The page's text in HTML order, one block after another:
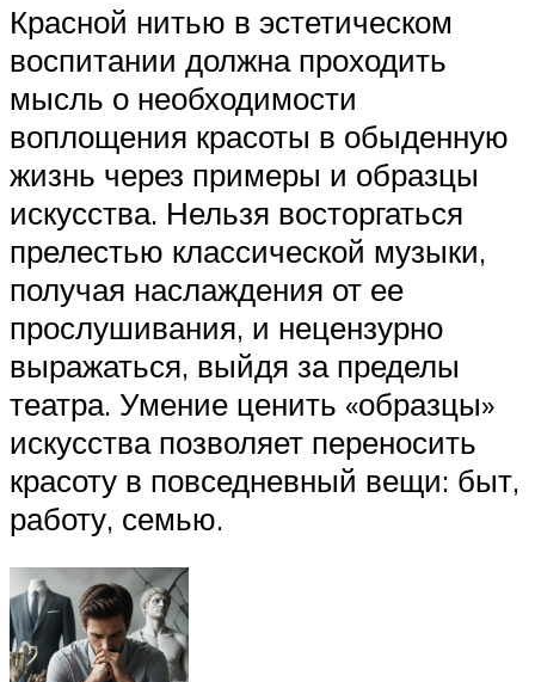
Красной нитью в эстетическом
воспитании должна проходить
мысль о необходимости
воплощения красоты в обыденную
жизнь через примеры и образцы
искусства. Нельзя восторгаться
прелестью классической музыки,
получая наслаждения от ее
прослушивания, и нецензурно
выражаться, выйдя за пределы
театра. Умение ценить «образцы»
искусства позволяет переносить
красоту в повседневный вещи: быт,
работу, семью.